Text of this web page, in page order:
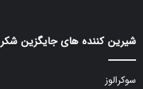
شیرین کننده های جایگزین شکر
سوکرالوز